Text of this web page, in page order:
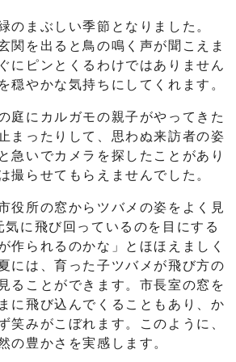
のまぶしい季節となりました。
関を出ると鳥の鳴く声が聞こえま
にピンとくるわけではありません
穏やかな気持ちにしてくれます。
庭にカルガモの親子がやってきた
まったりして、思わぬ来訪者の姿
急いでカメラを探したことがあり
撮らせてもらえませんでした。
役所の窓からツバメの姿をよく見
に飛び回っているのを目にする
作られるのかな」とほほえましく
には、育った子ツバメが飛び方の
ることができます。市長室の窓を
に飛び込んでくることもあり、か
笑みがこぼれます。このように、
の豊かさを実感します。